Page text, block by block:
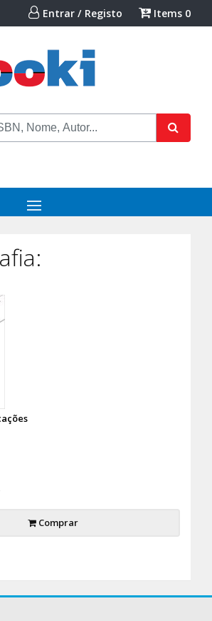
Entrar / Registo Items 0
Comprar